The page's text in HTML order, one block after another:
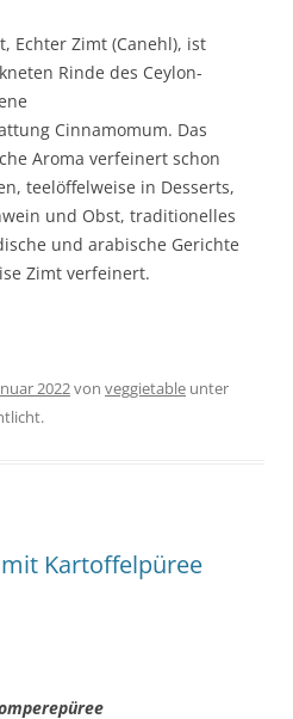
Echter Zimt (Canehl), ist
Rinde des Ceylon-
Cinnamomum. Das
Aroma verfeinert schon
teelöffelweise in Desserts,
und Obst, traditionelles
und arabische Gerichte
Zimt verfeinert.
2022von veggietable unter
Kartoffelpüree